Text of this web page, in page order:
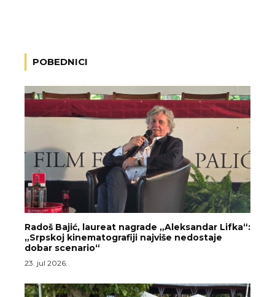
POBEDNICI
Radoš Bajić, laureat nagrade „Aleksandar Lifka“:
„Srpskoj kinematografiji najviše nedostaje
dobar scenario“
23. jul 2026.